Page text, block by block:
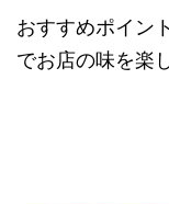
おすすめポイン
でお店の味を楽